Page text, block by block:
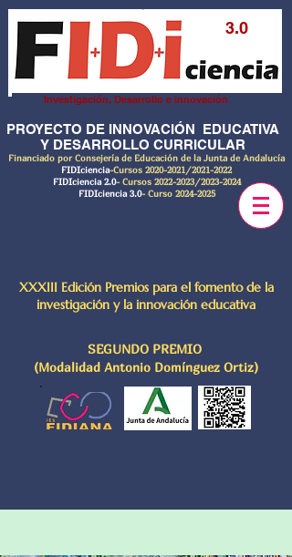
3.0
Investigación, Desarrollo e innovación
PROYECTO DE INNOVACIÓN EDUCATIVA
Y DESARROLLO CURRICULAR
Financiado por Consejería de Educación de la Junta de Andalucía
FIDIciencia-Cursos 2020-2021 /2021-2022
FIDIciencia 2.0- Cursos 2022-2023/2023-2024
FIDIciencia 3.0- Curso 2024-2025
XXXIII Edición Premios para el fomento de la
investigación y la innovación educativa
SEGUNDO PREMIO
(Modalidad Antonio Domínguez Ortiz)